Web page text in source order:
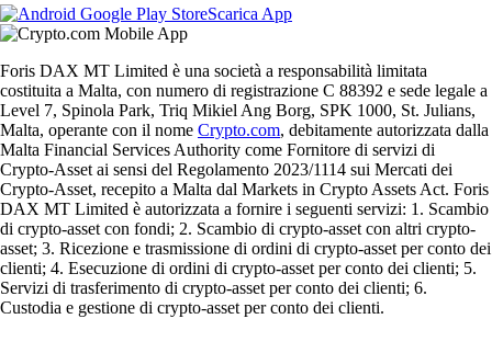
Scarica App
Foris DAX MT Limited è una società a responsabilità limitata
costituita a Malta, con numero di registrazione C 88392 e sede legale a
Level 7, Spinola Park, Triq Mikiel Ang Borg, SPK 1000, St. Julians,
Malta, operante con il nome Crypto.com, debitamente autorizzata dalla
Malta Financial Services Authority come Fornitore di servizi di
Crypto-Asset ai sensi del Regolamento 2023/1114 sui Mercati dei
Crypto-Asset, recepito a Malta dal Markets in Crypto Assets Act. Foris
DAX MT Limited è autorizzata a fornire i seguenti servizi: 1. Scambio
di crypto-asset con fondi; 2. Scambio di crypto-asset con altri crypto-
asset; 3. Ricezione e trasmissione di ordini di crypto-asset per conto dei
clienti; 4. Esecuzione di ordini di crypto-asset per conto dei clienti; 5.
Servizi di trasferimento di crypto-asset per conto dei clienti; 6.
Custodia e gestione di crypto-asset per conto dei clienti.